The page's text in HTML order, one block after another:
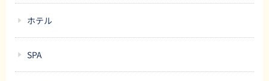
ホテル
SPA